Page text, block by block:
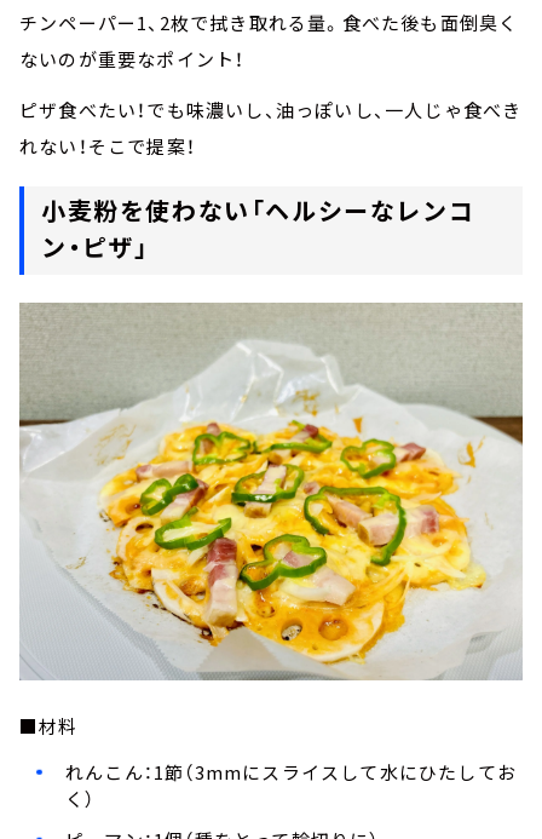
チンペーパー1、2枚で拭き取れる量。食べた後も面倒臭く
ないのが重要なポイント！
ピザ食べたい！でも味濃いし、油っぽいし、一人じゃ食べき
れない！そこで提案！
小麦粉を使わない「ヘルシーなレンコ
ン・ピザ」
■材料
れんこん：1節（3mmにスライスして水にひたしてお
く）